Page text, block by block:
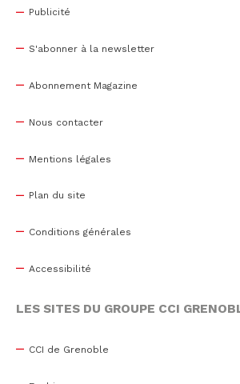
Publicité
S'abonner à la newsletter
Abonnement Magazine
Nous contacter
Mentions légales
Plan du site
Conditions générales
Accessibilité
LES SITES DU GROUPE CCI
CCI de Grenoble